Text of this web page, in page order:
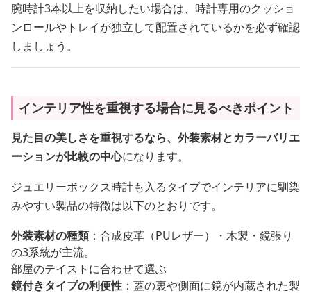
腕時計3本以上を収納したい場合は、時計専用のクッショ
ンロールやトレイが独立して配置されているかを必ず確認
しましょう。
インテリア性を重視する場合に見るべきポイント
見た目の美しさを重視するなら、外装素材とカラーバリエ
ーションが比較の中心になります。
ジュエリーボックス時計も入るタイプでインテリアに馴染
みやすい製品の特徴は以下のとおりです。
外装素材の種類：合成皮革（PUレザー）・木製・鏡張り
の3系統が主流。
部屋のテイストに合わせて選ぶ
鏡付きタイプの利便性 ：蓋の裏や側面に鏡が内蔵された製